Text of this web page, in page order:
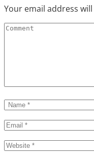
Your email address